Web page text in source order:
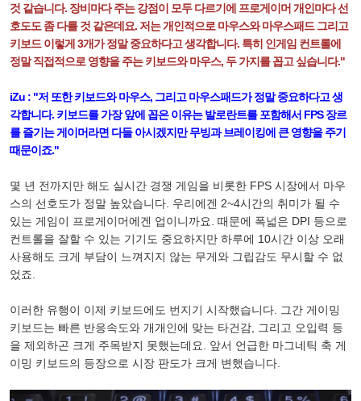
것 같습니다. 장비마다 주는 강점이 모두 다르기에 프로게이머 개인마다 선
호도도 좀 다를 것 같은데요. 저는 개인적으로 마우스와 마우스패드 그리고
키보드 이렇게 3개가 정말 중요하다고 생각합니다. 특히 인게임 컨트롤에
정말 직접적으로 영향을 주는 키보드와 마우스, 두 가지를 꼽고 싶습니다."
iZu : "저 또한 키보드와 마우스, 그리고 마우스패드가 정말 중요하다고 생
각합니다. 키보드를 가장 앞에 꼽은 이유는 발로란트를 포함해서 FPS 장르
를 즐기는 게이머라면 다들 아시겠지만 무빙과 브레이킹에 큰 영향을 주기
때문이죠."
몇 년 전까지만 해도 실시간 경쟁 게임을 비롯한 FPS 시장에서 마우
스의 선호도가 정말 높았습니다. 우리에겐 2~4시간의 취미가 될 수
있는 게임이 프로게이머에겐 업이니까요. 때문에 폭넓은 DPI 등으로
컨트롤을 잘할 수 있는 기기도 중요하지만 하루에 10시간 이상 오래
사용해도 크게 부담이 느껴지지 않는 무게와 그립감도 무시할 수 없
었죠.
이러한 유행이 이제 키보드에도 번지기 시작했습니다. 그간 게이밍
키보드는 빠른 반응속도와 개개인에 맞는 타건감, 그리고 오입력 등
을 제외하곤 크게 주목받지 못했는데요. 앞서 언급한 마그네틱 축 게
이밍 키보드의 등장으로 시장 판도가 크게 변했습니다.